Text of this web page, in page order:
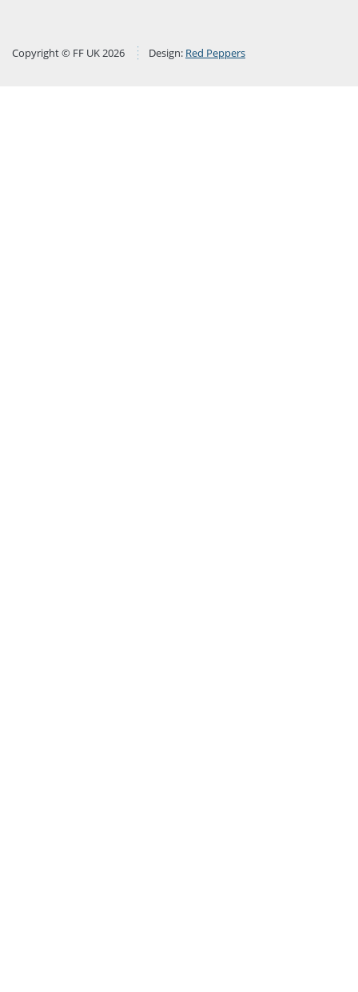
Copyright © FF UK 2026 Design: Red Peppers